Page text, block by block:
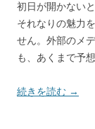
初日が開かない
それなりの魅力
せん。外部のメ
も、あくまで予
続きを読む →